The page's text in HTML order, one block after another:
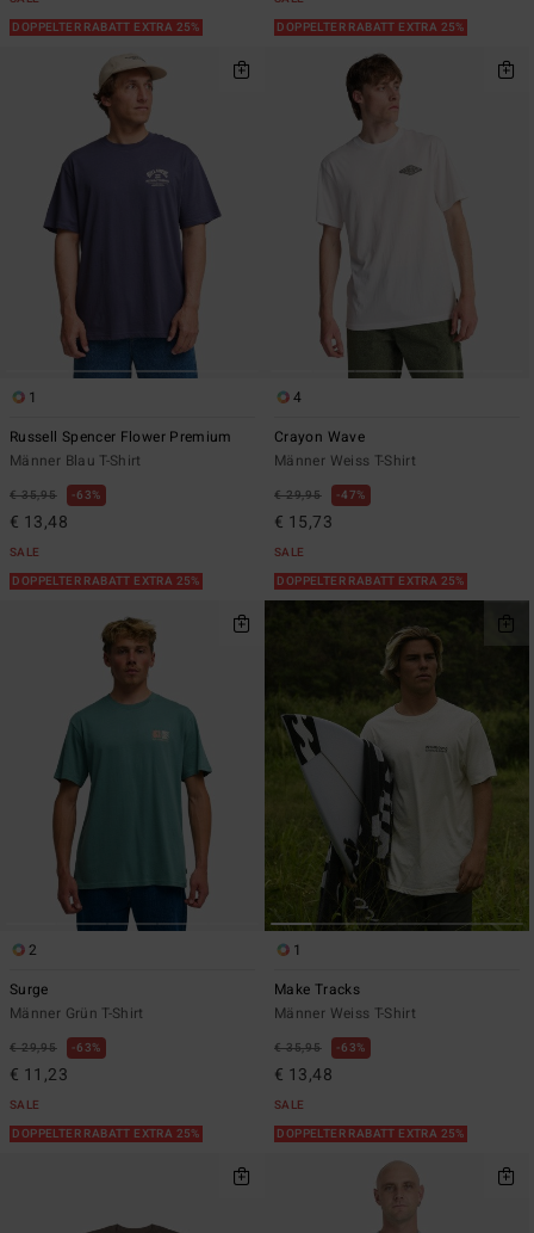
DOPPELTER RABATT EXTRA 25%
DOPPELTER RABATT EXTRA 25%
1
Russell Spencer Flower Premium
Männer Blau T-Shirt
€ 35,95 63%
€ 13,48
SALE
DOPPELTER RABATT EXTRA 25%
4
Crayon Wave
Männer Weiss T-Shirt
€ 29,95 47%
€ 15,73
SALE
DOPPELTER RABATT EXTRA 25%
2
Surge
Männer Grün T-Shirt
€ 29,95 63%
€ 11,23
SALE
DOPPELTER RABATT EXTRA 25%
1
Make Tracks
Männer Weiss T-Shirt
€ 35,95 63%
€ 13,48
SALE
DOPPELTER RABATT EXTRA 25%